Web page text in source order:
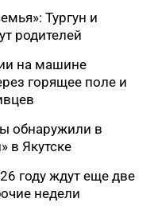
в Якутии
за лесного
ЕР поможет
найти работу
районе
лесной пожар
что
подарком в
Тургун и
родителей
на машине
горящее поле и
обнаружили в
в Якутске
году ждут еще две
недели